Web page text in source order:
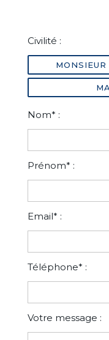
Civilité :
MONSIEUR
Nom* :
Prénom* :
Email* :
Téléphone* :
Votre message :